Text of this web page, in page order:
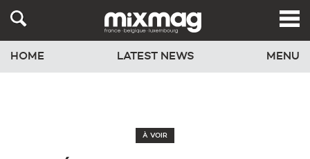
HOME LATEST NEWS MENU
À VOIR